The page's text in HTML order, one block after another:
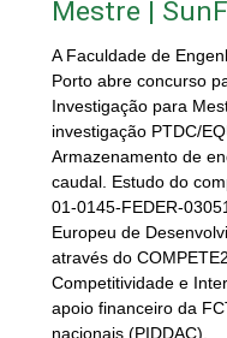
Mestre |
A Faculdade de
Porto abre concurso
Investigação para
investigação PTDC/
Armazenamento de
caudal. Estudo do
01-0145-FEDER-
Europeu de
através do
Competitividade e
apoio financeiro da
nacionais (PIDDAC).